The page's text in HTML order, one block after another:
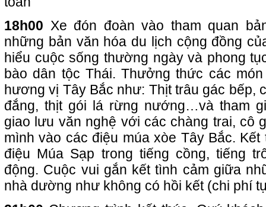
18h00 Xe đón đoàn vào tham quan
những bản văn hóa du lịch cộng đồng
hiểu cuộc sống thường ngày và phong
bào dân tộc Thái. Thưởng thức các
hương vị Tây Bắc như: Thịt trâu gác bếp,
đắng, thịt gói lá rừng nướng…và tham
giao lưu văn nghệ với các chàng trai, cô
mình vào các điệu múa xòe Tây Bắc.
điệu Múa Sạp trong tiếng cồng, tiếng
động. Cuộc vui gắn kết tình cảm giữa
nhà dường như không có hồi kết (chi phí